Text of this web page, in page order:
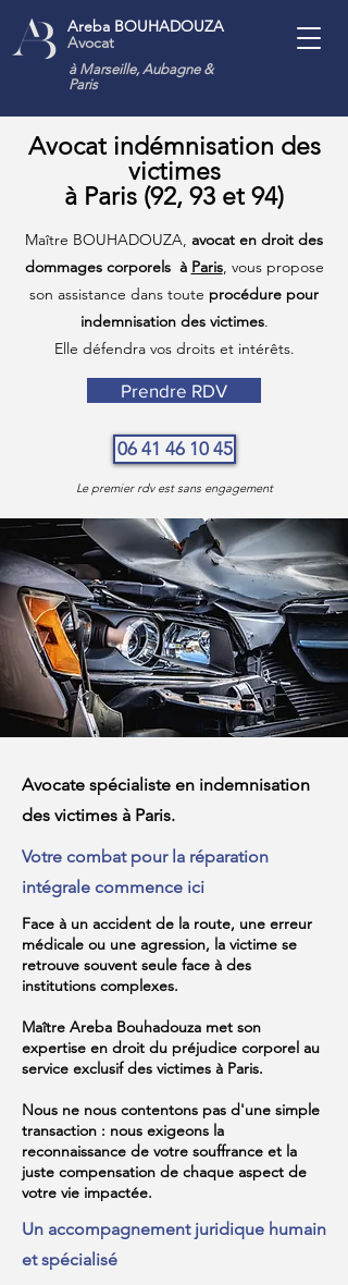
Areba BOUHADOUZA
Avocat
à Marseille, Aubagne &
Paris
Avocat indémnisation des
victimes
à Paris (92, 93 et 94)
Maître BOUHADOUZA, avocat en droit des
dommages corporels à Paris, vous propose
son assistance dans toute procédure pour
indemnisation des victimes.
Elle défendra vos droits et intérêts.
Prendre RDV
06 41 46 10 45
Le premier rdv est sans engagement
Avocate spécialiste en indemnisation
des victimes à Paris.
Votre combat pour la réparation
intégrale commence ici
Face à un accident de la route, une erreur
médicale ou une agression, la victime se
retrouve souvent seule face à des
institutions complexes.
Maître Areba Bouhadouza met son
expertise en droit du préjudice corporel au
service exclusif des victimes à Paris.
Nous ne nous contentons pas d'une simple
transaction : nous exigeons la
reconnaissance de votre souffrance et la
juste compensation de chaque aspect de
votre vie impactée.
Un accompagnement juridique humain
et spécialisé